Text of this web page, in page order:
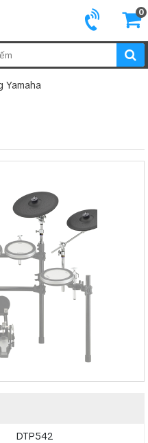
0
Yamaha
DTP542